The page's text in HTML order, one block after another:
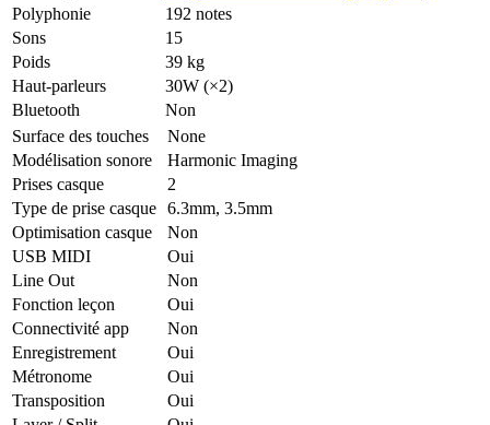
Polyphonie
192 notes
Sons
15
Poids
39 kg
Haut-parleurs
30W (×2)
Bluetooth
Non
Surface des touches
None
Modélisation sonore
Harmonic Imaging
Prises casque
2
Type de prise casque 6.3mm, 3.5mm
Optimisation casque
Non
USB MIDI
Oui
Line Out
Non
Fonction leçon
Oui
Connectivité app
Non
Enregistrement
Oui
Métronome
Oui
Transposition
Oui